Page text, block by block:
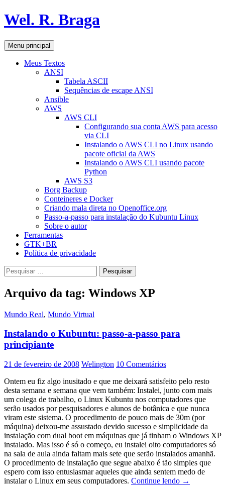
Pular
para
conteúdo
Wel. R. Braga
Pesquisar
Menu principal
Meus Textos
ANSI
Tabela ASCII
Sequências de escape ANSI
Ansible
AWS
AWS CLI
Configurando sua conta AWS para acesso
via CLI
Instalando o AWS CLI no Linux usando
pacote oficial da AWS
Instalando o AWS CLI usando pacote
Python
AWS S3
Borg Backup
Conteineres e Docker
Criando mala direta no Openoffice.org
Passo-a-passo para instalação do Kubuntu Linux
Sobre o autor
Ferramentas
GTK+BR
Política de privacidade
Pesquisar
por:
Arquivo da tag: Windows XP
Mundo Real, Mundo Virtual
Instalando o Kubuntu: passo-a-passo para
principiante
21 de fevereiro de 2008 Welington 10 Comentários
Ontem eu fiz algo inusitado e que me deixará satisfeito pelo resto
desta semana e semana que vem também: Instalei, junto com mais
um colega de trabalho, o Linux Kubuntu nos computadores que
serão usados por pesquisadores e alunos de botânica e que nunca
viram este sistema. O procedimento de pouco mais de 30m (por
máquina) deixou-me assustado devido sucesso e simplicidade da
instalação com dual boot em máquinas que já tinham o Windows XP
instalado. Mas isso é só o começo, eu instalei oito computadores só
na sala de aula ainda faltam mais sete que serão instalados amanhã.
O procedimento de instalação que segue abaixo é tão simples que
espero com isso entusiasmar aqueles que ainda sentem medo de
instalar o Linux em seus computadores. Continue lendo Instalando
→